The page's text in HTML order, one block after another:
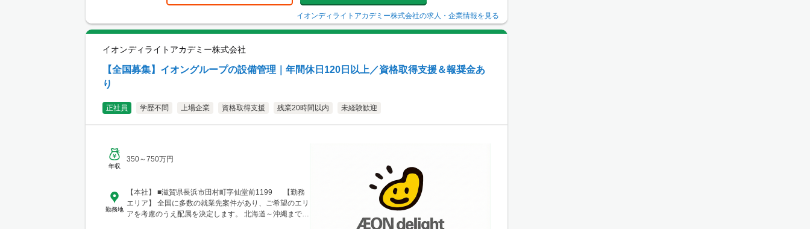
イオンディライトアカデミー株式会社の求人・企業情報を見る
イオンディライトアカデミー株式会社
【全国募集】イオングループの設備管理｜年間休日120日以上／資格取得支援＆報奨金あ
り
正社員 学歴不問 上場企業 資格取得支援 残業20時間以内 未経験歓迎
年収
350～750万円
勤務地
【本社】 ■滋賀県長浜市田村町字仙堂前1199 【勤務
エリア】 全国に多数の就業先案件があり、ご希望のエリ
アを考慮のうえ配属を決定します。 北海道～沖縄まで、